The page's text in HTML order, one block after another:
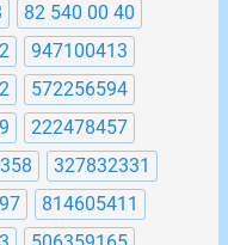
82 540 00 40
947100413
572256594
222478457
327832331
814605411